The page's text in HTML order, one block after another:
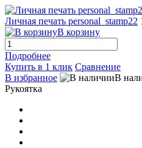
Личная печать personal_stamp22
В корзину
Подробнее
Купить в 1 клик Сравнение
В избранное
В
Рукоятка